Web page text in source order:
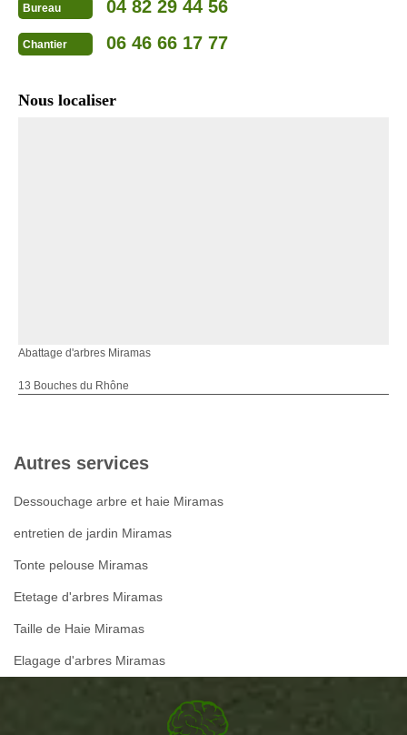
Bureau 04 82 29 44 56
Chantier 06 46 66 17 77
Nous localiser
Abattage d'arbres Miramas
13 Bouches du Rhône
Autres services
Dessouchage arbre et haie Miramas
entretien de jardin Miramas
Tonte pelouse Miramas
Etetage d'arbres Miramas
Taille de Haie Miramas
Elagage d'arbres Miramas